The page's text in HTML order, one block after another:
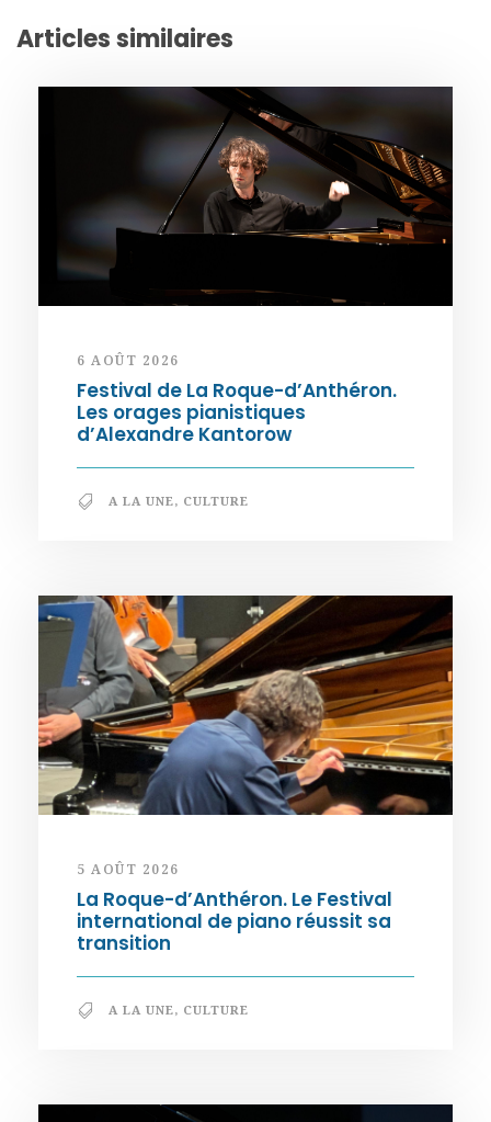
Articles similaires
6 AOÛT 2026
Festival de La Roque-d’Anthéron.
Les orages pianistiques
d’Alexandre Kantorow
A LA UNE, CULTURE
5 AOÛT 2026
La Roque-d’Anthéron. Le Festival
international de piano réussit sa
transition
A LA UNE, CULTURE